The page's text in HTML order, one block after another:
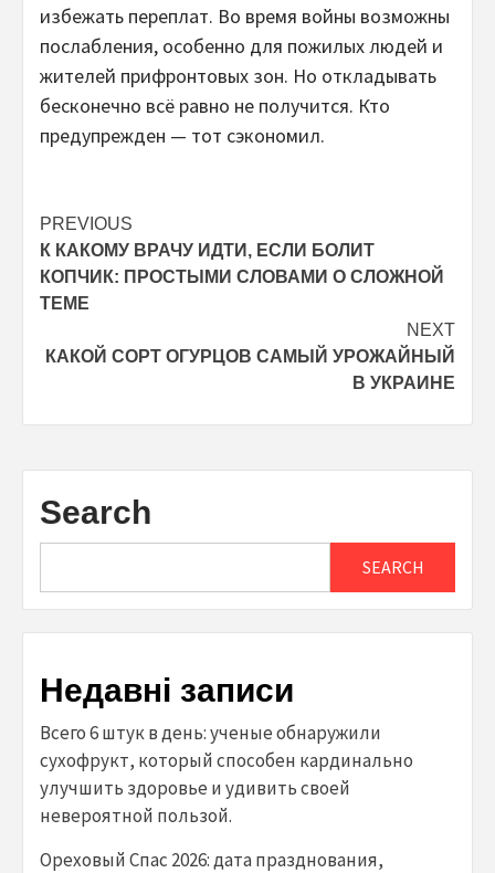
избежать переплат. Во время войны возможны
послабления, особенно для пожилых людей и
жителей прифронтовых зон. Но откладывать
бесконечно всё равно не получится. Кто
предупрежден — тот сэкономил.
Post
navigation
PREVIOUS
К КАКОМУ ВРАЧУ ИДТИ, ЕСЛИ БОЛИТ
КОПЧИК: ПРОСТЫМИ СЛОВАМИ О СЛОЖНОЙ
ТЕМЕ
NEXT
КАКОЙ СОРТ ОГУРЦОВ САМЫЙ УРОЖАЙНЫЙ
В УКРАИНЕ
Search
SEARCH
Недавні записи
Всего 6 штук в день: ученые обнаружили
сухофрукт, который способен кардинально
улучшить здоровье и удивить своей
невероятной пользой.
Ореховый Спас 2026: дата празднования,